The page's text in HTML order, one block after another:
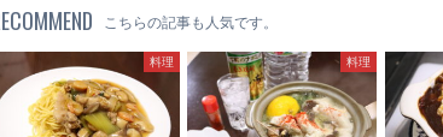
こちらの記事も人気です。
料理 料理